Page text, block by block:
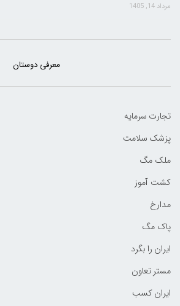
مرداد 14, 1405
معرفی دوستان
تجارت سرمایه
پزشک سلامت
ملک مگ
کشت آموز
مدارخ
پاک مگ
ایران را بگرد
مستر تعاون
ایران کسب